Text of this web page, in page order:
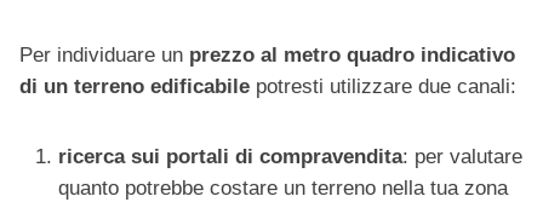
Per individuare un prezzo al metro quadro indicativo
di un terreno edificabile potresti utilizzare due canali:
ricerca sui portali di compravendita: per valutare
quanto potrebbe costare un terreno nella tua zona